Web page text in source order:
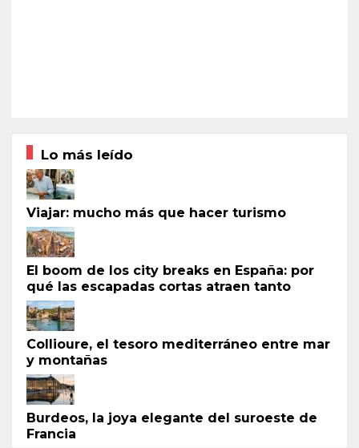
Lo más leído
Viajar: mucho más que hacer turismo
El boom de los city breaks en España: por
qué las escapadas cortas atraen tanto
Collioure, el tesoro mediterráneo entre mar
y montañas
Burdeos, la joya elegante del suroeste de
Francia